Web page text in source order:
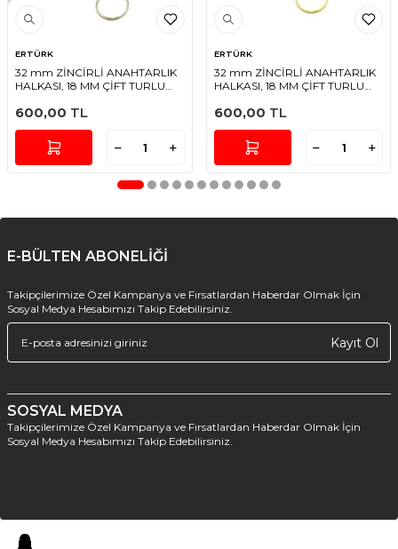
ERTÜRK
32 mm ZİNCİRLİ ANAHTARLIK
HALKASI, 18 MM ÇİFT TURLU
600,00 TL
ERTÜRK
32 mm ZİNCİRLİ ANAHTARLIK
HALKASI, 18 MM ÇİFT TURLU
600,00 TL
E-BÜLTEN ABONELİĞİ
Takipçilerimize Özel Kampanya ve Fırsatlardan Haberdar Olmak İçin
Sosyal Medya Hesabımızı Takip Edebilirsiniz.
Kayıt Ol
SOSYAL MEDYA
Takipçilerimize Özel Kampanya ve Fırsatlardan Haberdar Olmak İçin
Sosyal Medya Hesabımızı Takip Edebilirsiniz.